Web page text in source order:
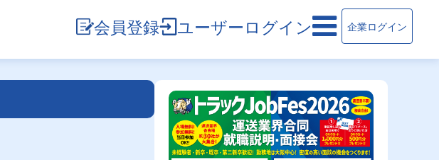
会員登録 ユーザーログイン 企業ログイン